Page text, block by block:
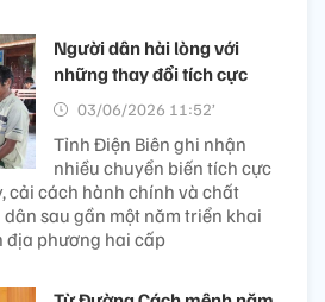
Người dân hài lòng với
những thay đổi tích cực
03/06/2026 11:52’
Tỉnh Điện Biên ghi nhận
nhiều chuyển biến tích cực
cải cách hành chính và chất
sau gần một năm triển khai
địa phương hai cấp